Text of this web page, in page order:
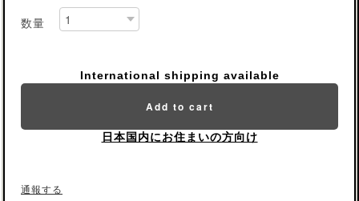
数量
International shipping available
Add to cart
日本国内にお住まいの方向け
通報する